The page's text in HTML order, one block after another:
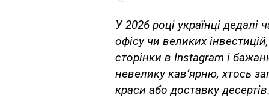
У 2026 році українці
офісу чи великих
сторінки в Instagram і
невелику кав’ярню, хтось
краси або доставку десертів.